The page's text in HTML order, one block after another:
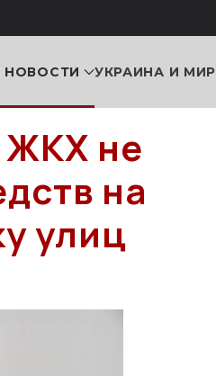
НОВОСТИ УКРАИНА И МИР
ЖКХ не
на
улиц